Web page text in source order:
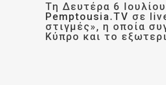
Τη Δευτέρα 6
Pemptousia.TV σε
στιγμές», η οποία
Κύπρο και το